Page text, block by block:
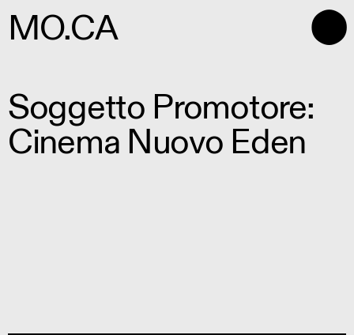
MO.CA
⬤
Soggetto Promotore:
Cinema Nuovo Eden